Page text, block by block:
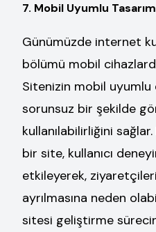
7. Mobil Uyumlu Tasarım
Günümüzde internet
bölümü mobil
Sitenizin mobil uyumlu
sorunsuz bir şekilde
kullanılabilirliğini
bir site, kullanıcı
etkileyerek,
ayrılmasına neden
sitesi geliştirme